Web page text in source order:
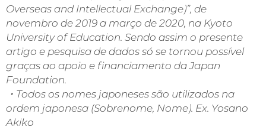
Overseas and Intellectual Exchange)”, de
novembro de 2019 a março de 2020, na Kyoto
University of Education. Sendo assim o presente
artigo e pesquisa de dados só se tornou possível
graças ao apoio e financiamento da Japan
Foundation.
・Todos os nomes japoneses são utilizados na
ordem japonesa (Sobrenome, Nome). Ex. Yosano
Akiko